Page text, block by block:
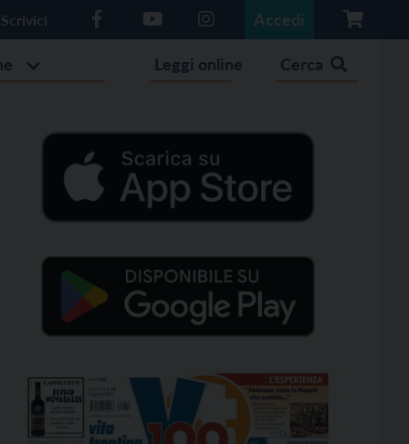
Scrivici Accedi
Leggi online Cerca